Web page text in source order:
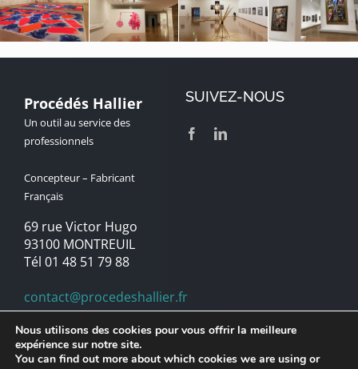
Procédés Hallier
Un outil au service des
professionnels
Concepteur – Fabricant
Français
69 rue Victor Hugo
93100 MONTREUIL
Tél 01 48 51 79 88
contact@procedeshallier.fr
SUIVEZ-NOUS
© Copyright 1992 – 2025 | Procédés Hallier | Marque du Groupe
Nous utilisons des cookies pour vous offrir la meilleure
expérience sur notre site.
You can find out more about which cookies we are using or